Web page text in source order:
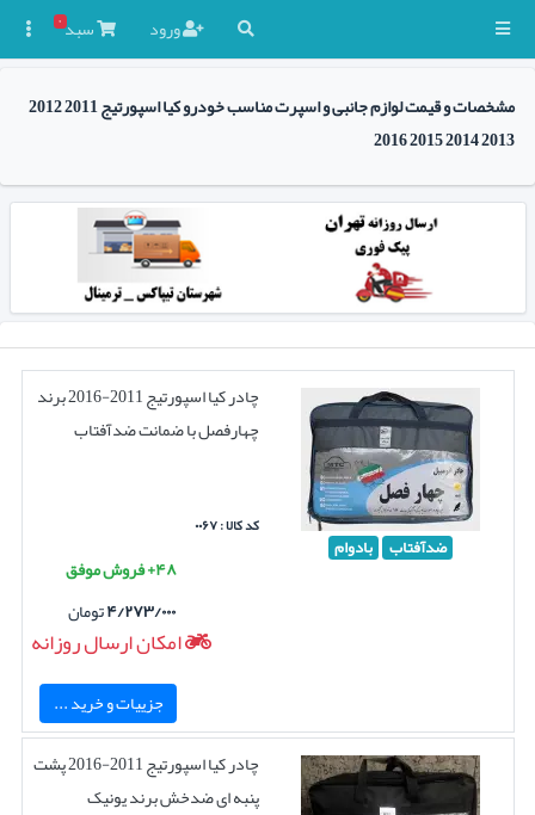
ورود سبد۰
مشخصات و قیمت لوازم جانبی و اسپرت مناسب خودرو کیا اسپورتیج 2011 2012
2013 2014 2015 2016
ضدآفتاب بادوام
چادر کیا اسپورتیج 2011-2016 برند
چهارفصل با ضمانت ضدآفتاب
کد کالا : ۰۰۶۷
۴۸+ فروش موفق
۴/۲۷۳/۰۰۰تومان
امکان ارسال روزانه
جزییات و خرید ...
چادر کیا اسپورتیج 2011-2016 پشت
پنبه ای ضدخش برند یونیک